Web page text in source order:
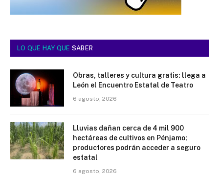
LO QUE HAY QUE SABER
Obras, talleres y cultura gratis: llega a
León el Encuentro Estatal de Teatro
6 agosto, 2026
Lluvias dañan cerca de 4 mil 900
hectáreas de cultivos en Pénjamo;
productores podrán acceder a seguro
estatal
6 agosto, 2026